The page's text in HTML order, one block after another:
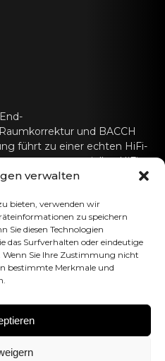
verwalten
bieten, verwenden wir
zu speichern
Sie diesen Technologien
Surfverhalten oder eindeutige
Wenn Sie Ihre Zustimmung nicht
bestimmte Merkmale und
und BACCH
führt zu einer echten HiFi-
nur von speziellen HiFi-
uns
Anruf +45 29 75 00 45
ApS
4
DK43519425